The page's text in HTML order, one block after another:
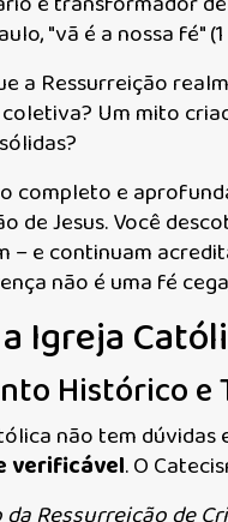
"vã é a nossa fé"
a Ressurreição
Um mito
completo e
de Jesus. Você
– e continuam
não é uma fé
Igreja
Histórico e
não tem dúvidas
verificável. O